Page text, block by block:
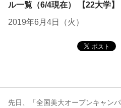
ル一覧（6/4現在） 【22大学】
2019年6月4日（火）
先日、「全国美大オープンキャン
このサイトについて